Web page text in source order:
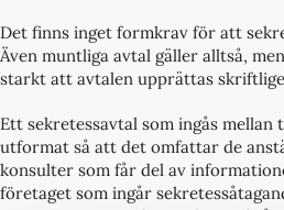
Det finns inget formkrav för att
Även muntliga avtal gäller alltså,
starkt att avtalen upprättas
Ett sekretessavtal som ingås
utformat så att det omfattar de
konsulter som får del av
företaget som ingår